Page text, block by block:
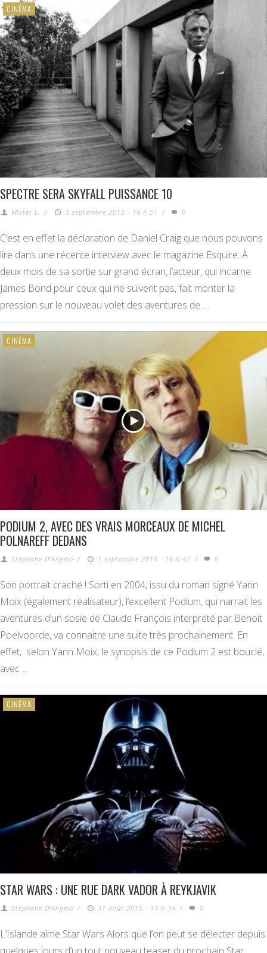
CINÉMA
SPECTRE SERA SKYFALL PUISSANCE 10
Mister L. / 3 septembre 2015 - 10 h 51 / 0
C’est en effet la déclaration de Daniel Craig que nous pouvons
lire dans une récente interview avec le magazine Esquire. À
deux mois de sa sortie sur grand écran, l’acteur, qui incarne
James Bond pour ceux qui ne suivent pas, fait monter la
pression sur le nouveau volet des aventures de …
CINÉMA
PODIUM 2, AVEC DES VRAIS MORCEAUX DE MICHEL
POLNAREFF DEDANS
Stéphane D'Angelo / 1 septembre 2015 - 16 h 47 / 0
Son portrait craché ! Sorti en 2004, issu du roman signé Yann
Moix (également réalisateur), l’excellent Podium, qui narrait les
aventures d’un sosie de Claude François interprété par Benoit
Poelvoorde, va connaitre une suite très prochainement. En
effet, selon Yann Moix, le synopsis de ce Podium 2 est bouclé,
avec …
CINÉMA
STAR WARS : UNE RUE DARK VADOR À REYKJAVIK
Stéphane D'Angelo / 31 août 2015 - 14 h 34 / 0
L’Islande aime Star Wars Alors que l’on peut se délecter depuis